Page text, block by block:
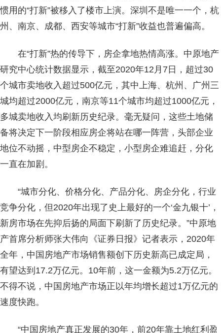
惯用的“打新”被移入了楼市上演。深圳不是唯一一个，杭
州、南京、成都、西安等城市“打新”收益也普遍偏高。
在“打新”热的传导下，房企拿地热情高涨。中原地产
研究中心统计数据显示，截至2020年12月7日，超过30
个城市卖地收入超过500亿元，其中上海、杭州、广州三
城均超过2000亿元，南京等11个城市均超过1000亿元，
多城卖地收入均刷新历史纪录。毫无疑问，这些土地储
备将决定下一阶段相应房企将站在哪一阵营，头部企业
地位不动摇，中型房企不稳定，小型房企难追赶，分化
一直在加剧。
“城市分化、价格分化、产品分化、房企分化，行业
竞争分化，但2020年出现了史上最好的一个‘金九银十’，
新房市场在先抑后扬的局面下刷新了历史纪录。”中原地
产首席分析师张大伟向《证券日报》记者表示，2020年
全年，中国房地产市场销售额创下历史新高已成定局，
有望达到17.2万亿元。10年前，这一金额为5.2万亿元。
不得不说，中国房地产市场正以年均增长超过1万亿元的
速度快跑。
“中国房地产真正发展的30年，前20年靠土地红利盈